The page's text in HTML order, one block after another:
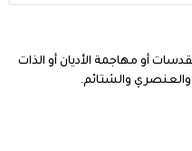
أو مهاجمة الأديان أو الذات
والعنصري والشتائم.